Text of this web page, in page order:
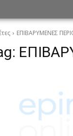
ΕΠΙΒΑΡΥΜΕΝΕΣ